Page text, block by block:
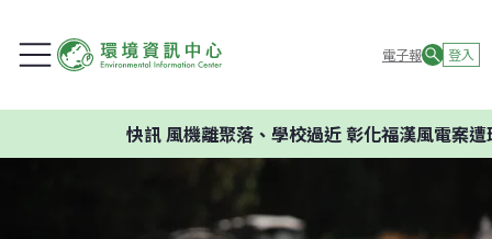
電子報 登入
風機離聚落、學校過近 彰化福漢風電案遭環評